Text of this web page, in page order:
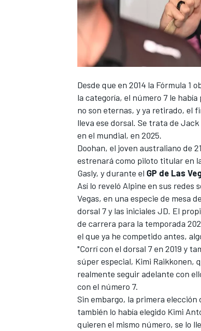
Desde que en 2014 la Fórmula 1
la categoría, el número 7 le
no son eternas, y ya retirado, el
lleva ese dorsal. Se trata de
en el mundial, en 2025.
Doohan, el joven australiano de
estrenará como piloto titular en
Gasly, y durante el GP de Las
Así lo reveló Alpine en sus redes
Vegas, en una especie de mesa
dorsal 7 y las iniciales JD. El
de carrera para la temporada
el que ya he competido antes,
"Corrí con el dorsal 7 en 2019 y
súper especial, Kimi Raikkonen,
realmente seguir adelante con
con el número 7.
Sin embargo, la primera elección
también lo había elegido Kimi
quieren el mismo número, se lo